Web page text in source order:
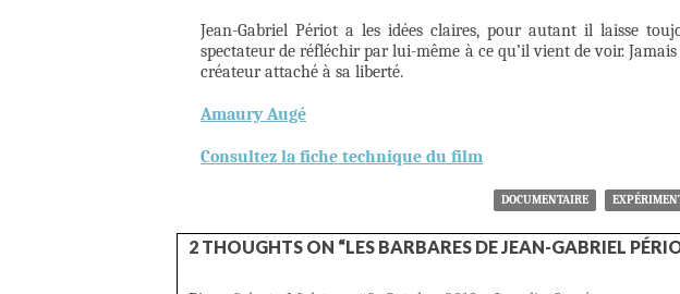
Jean-Gabriel Périot a les idées claires, pour autant il laisse
spectateur de réfléchir par lui-même à ce qu’il vient de voir.
créateur attaché à sa liberté.
Amaury Augé
Consultez la fiche technique du film
DOCUMENTAIRE
2 THOUGHTS ON “LES BARBARES DE JEAN-GABRIEL